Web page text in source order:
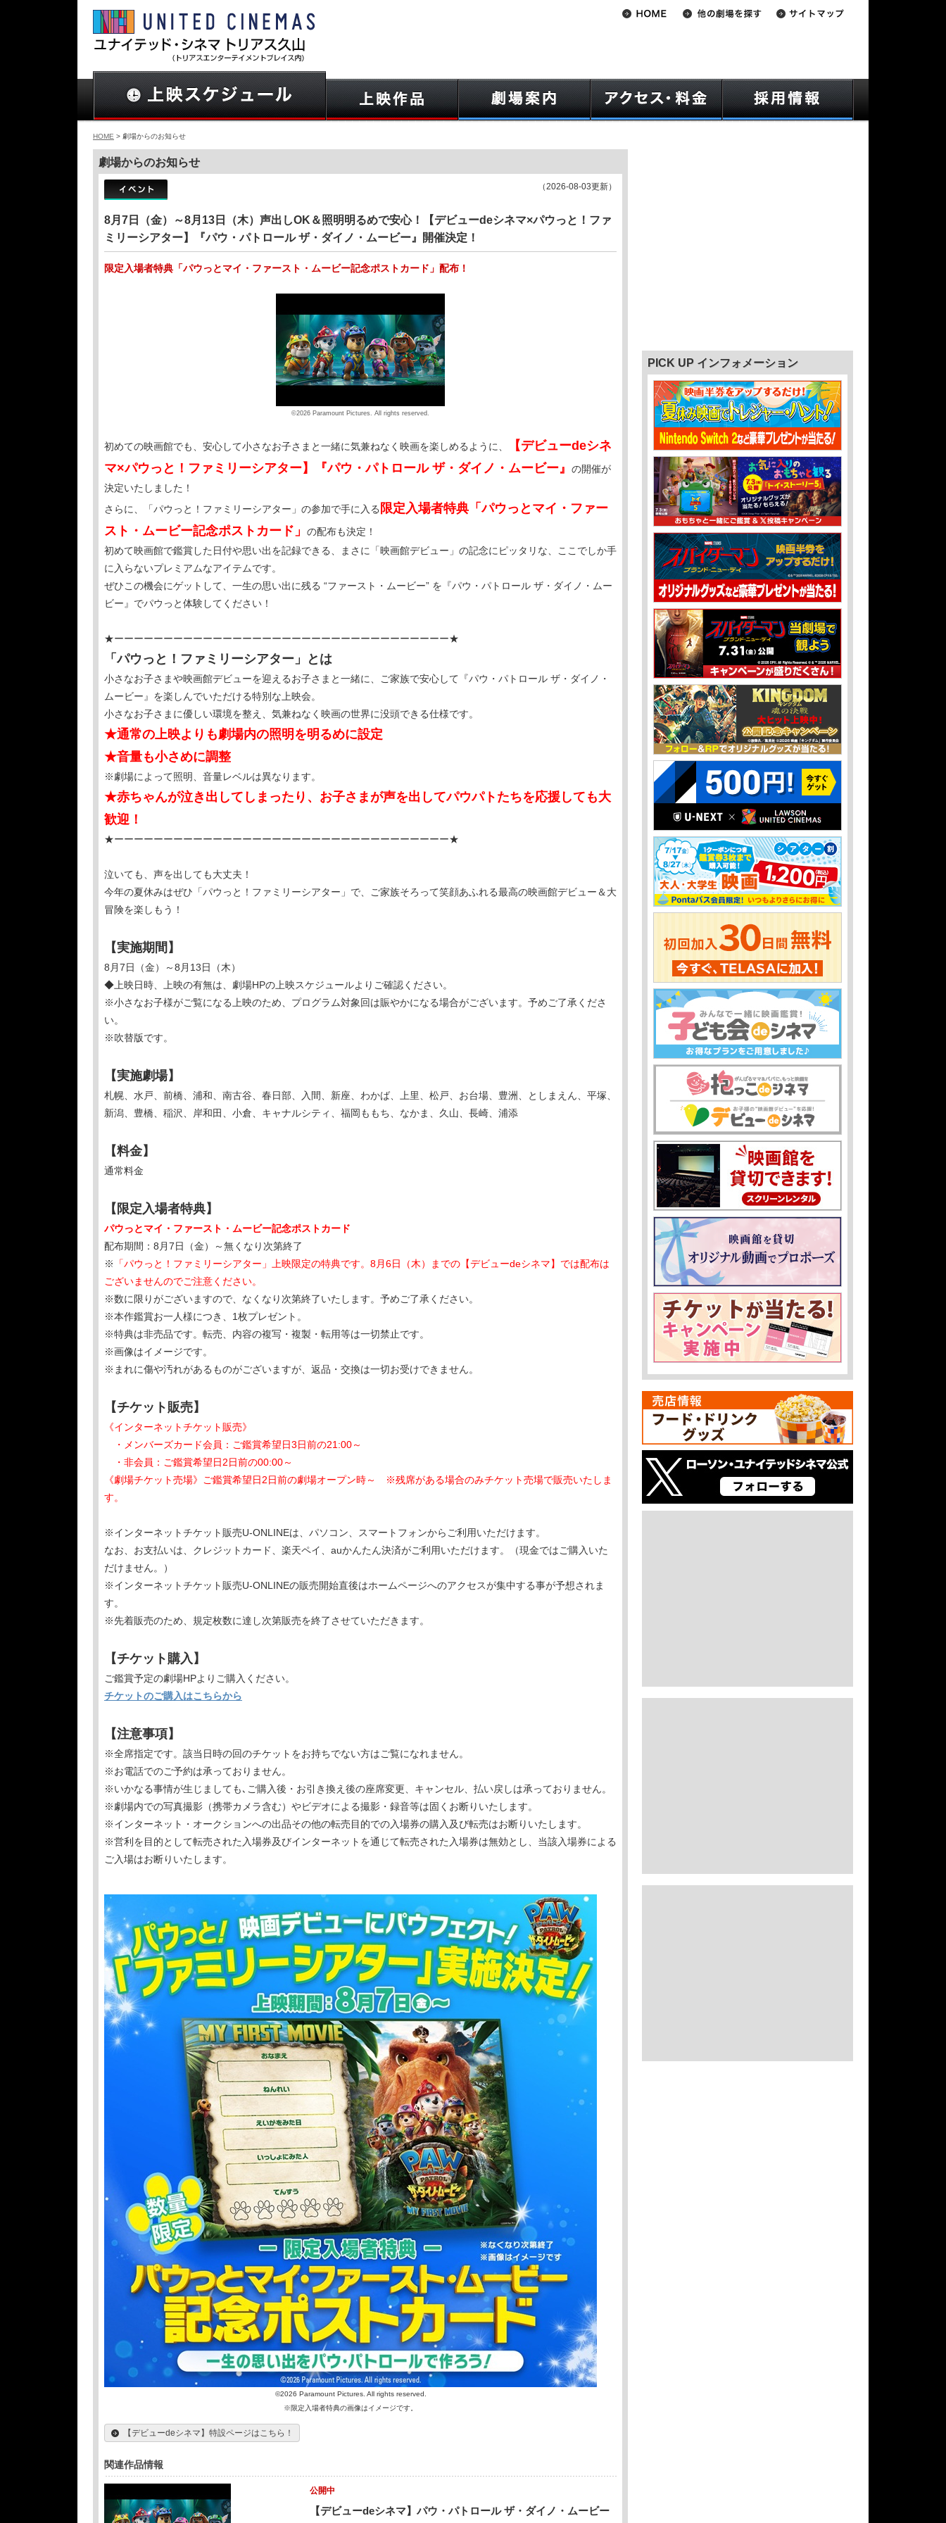
HOME > 劇場からのお知らせ
劇場からのお知らせ
（2026-08-03更新）
8月7日（金）～8月13日（木）声出しOK＆照明明るめで安心！【デビューdeシネマ×パウっと！ファ
ミリーシアター】『パウ・パトロール ザ・ダイノ・ムービー』開催決定！
限定入場者特典「パウっとマイ・ファースト・ムービー記念ポストカード」配布！
©2026 Paramount Pictures. All rights reserved.
初めての映画館でも、安心して小さなお子さまと一緒に気兼ねなく映画を楽しめるように、
【デビューdeシネ
マ×パウっと！ファミリーシアター】『パウ・パトロール ザ・ダイノ・ムービー』
の開催が
決定いたしました！
さらに、「パウっと！ファミリーシアター」の参加で手に入る 限定入場者特典「パウっとマイ・ファー
スト・ムービー記念ポストカード」
の配布も決定！
初めて映画館で鑑賞した日付や思い出を記録できる、まさに「映画館デビュー」の記念にピッタリな、ここでしか手
に入らないプレミアムなアイテムです。
ぜひこの機会にゲットして、一生の思い出に残る “ファースト・ムービー” を『パウ・パトロール ザ・ダイノ・ムー
ビー』でパウっと体験してください！
★ーーーーーーーーーーーーーーーーーーーーーーーーーーーーーーーーーー★
「パウっと！ファミリーシアター」とは
小さなお子さまや映画館デビューを迎えるお子さまと一緒に、ご家族で安心して『パウ・パトロール ザ・ダイノ・
ムービー』を楽しんでいただける特別な上映会。
小さなお子さまに優しい環境を整え、気兼ねなく映画の世界に没頭できる仕様です。
★通常の上映よりも劇場内の照明を明るめに設定
★音量も小さめに調整
※劇場によって照明、音量レベルは異なります。
★赤ちゃんが泣き出してしまったり、お子さまが声を出してパウパトたちを応援しても大
歓迎！
★ーーーーーーーーーーーーーーーーーーーーーーーーーーーーーーーーーー★
泣いても、声を出しても大丈夫！
今年の夏休みはぜひ「パウっと！ファミリーシアター」で、ご家族そろって笑顔あふれる最高の映画館デビュー＆大
冒険を楽しもう！
【実施期間】
8月7日（金）～8月13日（木）
◆上映日時、上映の有無は、劇場HPの上映スケジュールよりご確認ください。
※小さなお子様がご覧になる上映のため、プログラム対象回は賑やかになる場合がございます。予めご了承くださ
い。
※吹替版です。
【実施劇場】
札幌、水戸、前橋、浦和、南古谷、春日部、入間、新座、わかば、上里、松戸、お台場、豊洲、としまえん、平塚、
新潟、豊橋、稲沢、岸和田、小倉、キャナルシティ、福岡ももち、なかま、久山、長崎、浦添
【料金】
通常料金
【限定入場者特典】
パウっとマイ・ファースト・ムービー記念ポストカード
配布期間：8月7日（金）～無くなり次第終了
※
「パウっと！ファミリーシアター」上映限定の特典です。8月6日（木）までの【デビューdeシネマ】では配布は
ございませんのでご注意ください。
※数に限りがございますので、なくなり次第終了いたします。予めご了承ください。
※本作鑑賞お一人様につき、1枚プレゼント。
※特典は非売品です。転売、内容の複写・複製・転用等は一切禁止です。
※画像はイメージです。
※まれに傷や汚れがあるものがございますが、返品・交換は一切お受けできません。
【チケット販売】
《インターネットチケット販売》
・メンバーズカード会員：ご鑑賞希望日3日前の21:00～
・非会員：ご鑑賞希望日2日前の00:00～
《劇場チケット売場》ご鑑賞希望日2日前の劇場オープン時～ ※残席がある場合のみチケット売場で販売いたしま
す。
※インターネットチケット販売U-ONLINEは、パソコン、スマートフォンからご利用いただけます。
なお、お支払いは、クレジットカード、楽天ペイ、auかんたん決済がご利用いただけます。（現金ではご購入いた
だけません。）
※インターネットチケット販売U-ONLINEの販売開始直後はホームページへのアクセスが集中する事が予想されま
す。
※先着販売のため、規定枚数に達し次第販売を終了させていただきます。
【チケット購入】
ご鑑賞予定の劇場HPよりご購入ください。
チケットのご購入はこちらから
【注意事項】
※全席指定です。該当日時の回のチケットをお持ちでない方はご覧になれません。
※お電話でのご予約は承っておりません。
※いかなる事情が生じましても､ご購入後・お引き換え後の座席変更、キャンセル、払い戻しは承っておりません。
※劇場内での写真撮影（携帯カメラ含む）やビデオによる撮影・録音等は固くお断りいたします。
※インターネット・オークションへの出品その他の転売目的での入場券の購入及び転売はお断りいたします。
※営利を目的として転売された入場券及びインターネットを通じて転売された入場券は無効とし、当該入場券による
ご入場はお断りいたします。
©2026 Paramount Pictures. All rights reserved.
※限定入場者特典の画像はイメージです。
【デビューdeシネマ】特設ページはこちら！
関連作品情報
公開中
【デビューdeシネマ】パウ・パトロール ザ・ダイノ・ムービー
PICK UP インフォメーション